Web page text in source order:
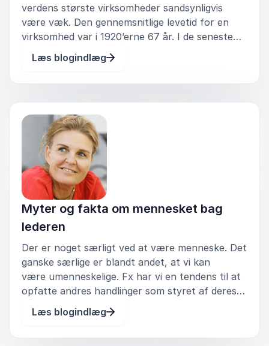
verdens største virksomheder sandsynligvis
være væk. Den gennemsnitlige levetid for en
virksomhed var i 1920’erne 67 år. I de seneste
årtier er tallet faldet til 15 år. Mange
organisationer går en fremtid i møde, hvor de
Læs blogindlæg
Myter og fakta om mennesket bag
lederen
Der er noget særligt ved at være menneske. Det
ganske særlige er blandt andet, at vi kan
være umenneskelige. Fx har vi en tendens til at
opfatte andres handlinger som styret af deres
natur, men vores egne som formet af ydre
omstændigheder. Det kan gøre os til hårde
Læs blogindlæg